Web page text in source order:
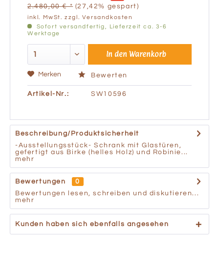
2.480,00 € * (27,42% gespart)
inkl. MwSt.zzgl. Versandkosten
Sofort versandfertig, Lieferzeit ca. 3-6
Werktage
In den Warenkorb
Merken Bewerten
Artikel-Nr.: SW10596
Beschreibung/Produktsicherheit
-Ausstellungsstück- Schrank mit Glastüren,
gefertigt aus Birke (helles Holz) und Robinie...
mehr
Bewertungen
0
Bewertungen lesen, schreiben und diskutieren...
mehr
Kunden haben sich ebenfalls angesehen